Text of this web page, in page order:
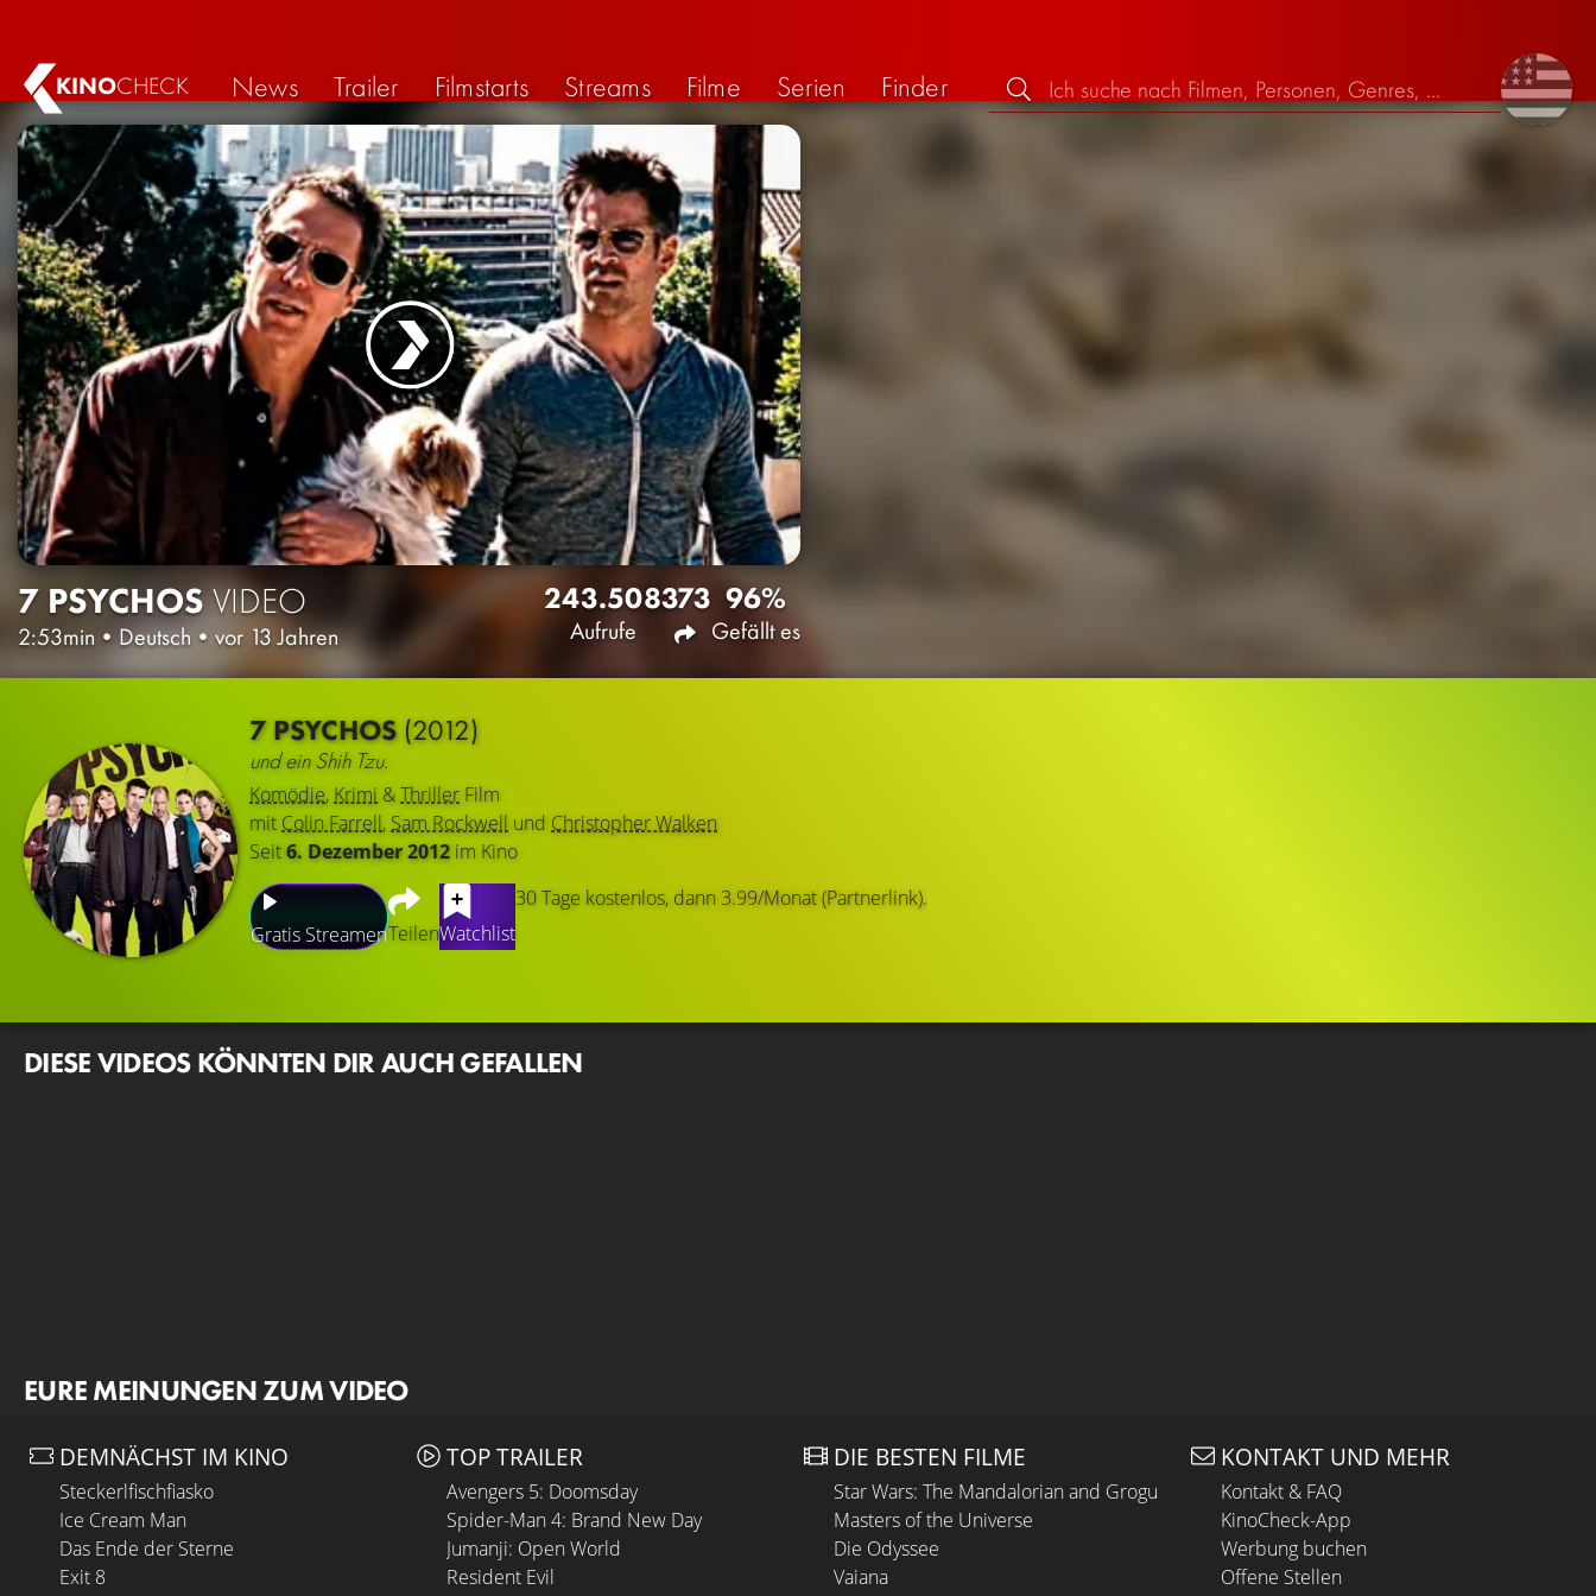
KINOCHECK News Trailer Filmstarts Streams Filme Serien Finder
7 PSYCHOSVIDEO
2:53min •Deutsch • vor 13 Jahren
243.508
Aufrufe
373 96%
Gefällt es
7 PSYCHOS(2012)
und ein Shih Tzu.
Komödie, Krimi &Thriller Film
mit Colin Farrell, Sam Rockwell und Christopher Walken
Seit6. Dezember 2012im Kino
Gratis StreamenTeilenWatchlist
30 Tage kostenlos, dann 3.99/Monat (Partnerlink).
DIESE VIDEOS KÖNNTEN DIR AUCH GEFALLEN
EURE MEINUNGEN ZUM VIDEO
DEMNÄCHST IM KINO
Steckerlfischfiasko
Ice Cream Man
Das Ende der Sterne
Exit 8
TOP TRAILER
Avengers 5: Doomsday
Spider-Man 4: Brand New Day
Jumanji: Open World
Resident Evil
DIE BESTEN FILME
Star Wars: The Mandalorian and Grogu
Masters of the Universe
Die Odyssee
Vaiana
KONTAKT UND MEHR
Kontakt & FAQ
KinoCheck-App
Werbung buchen
Offene Stellen